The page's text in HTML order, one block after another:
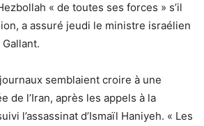
« de toutes ses forces » s’il
a assuré jeudi le ministre israélien
semblaient croire à une
de l’Iran, après les appels à la
l’assassinat d’Ismaïl Haniyeh. « Les